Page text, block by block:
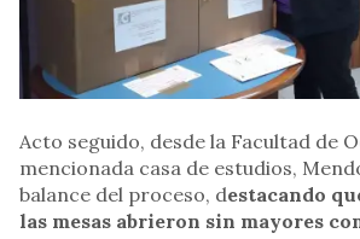
Acto seguido, desde la Facultad de
mencionada casa de estudios,
balance del proceso, destacando
las mesas abrieron sin mayores